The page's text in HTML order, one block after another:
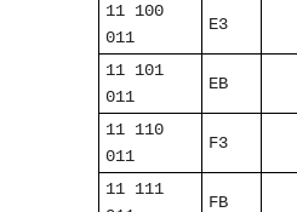
11 100
011
E3
11 101
011
EB
11 110
011
F3
11 111
FB